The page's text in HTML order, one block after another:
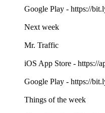
Google Play - https://
Next week
Mr. Traffic
iOS App Store - https://
Google Play - https://
Things of the week